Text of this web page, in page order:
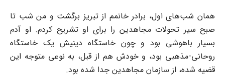
همان شب‌های اول، برادر خانمم از تبریز برگشت و من شب تا
صبح سیر تحولات مجاهدین را برای او تشریح کردم. او آدم
بسیار باهوشی بود و چون خاستگاه دینیش یک خاستگاه
روحانی-مذهبی بود، و خودش هم از قبل، به نوعی متوجه این
قضیه شده، از سازمان مجاهدین جدا شده بود.